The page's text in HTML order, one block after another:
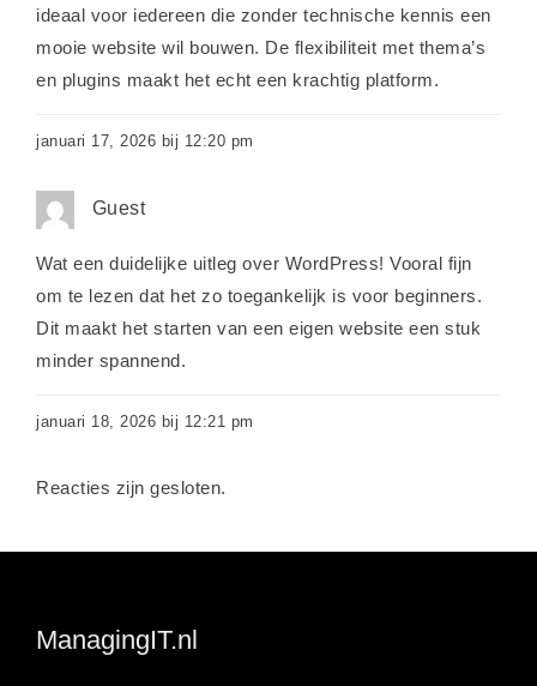
ideaal voor iedereen die zonder technische kennis een
mooie website wil bouwen. De flexibiliteit met thema’s
en plugins maakt het echt een krachtig platform.
januari 17, 2026 bij 12:20 pm
Guest
Wat een duidelijke uitleg over WordPress! Vooral fijn
om te lezen dat het zo toegankelijk is voor beginners.
Dit maakt het starten van een eigen website een stuk
minder spannend.
januari 18, 2026 bij 12:21 pm
Reacties zijn gesloten.
ManagingIT.nl